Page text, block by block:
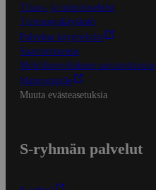
Tilaus- ja toimitusehdot
Tietosuojakäytäntö
Palvelun käyttöehdot
Saavutettavuus
Mobiilisovelluksen saavutettavuus
Mainostajalle
Muuta evästeasetuksia
S-ryhmän palvelut